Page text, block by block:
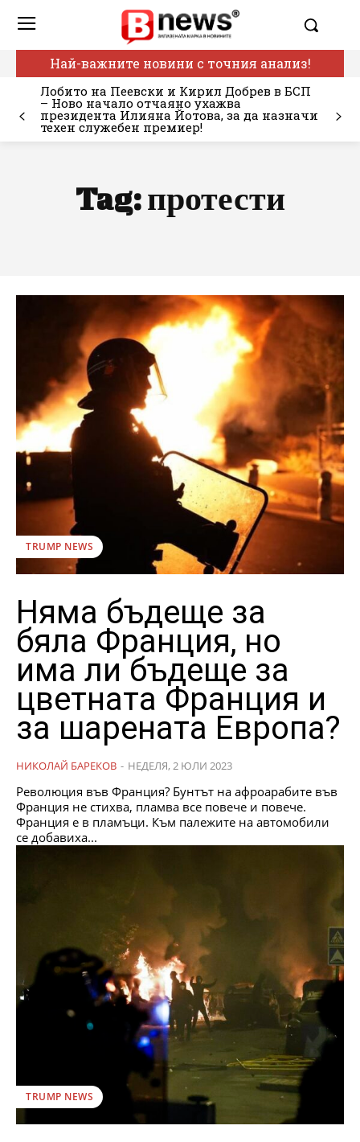
Най-важните новини с точния анализ!
Лобито на Пеевски и Кирил Добрев в БСП
– Ново начало отчаяно ухажва
президента Илияна Йотова, за да назначи
техен служебен премиер!
Tag:протести
TRUMP NEWS
Няма бъдеще за
бяла Франция, но
има ли бъдеще за
цветната Франция и
за шарената Европа?
НИКОЛАЙ БАРЕКОВ - НЕДЕЛЯ, 2 ЮЛИ 2023
Революция във Франция? Бунтът на афроарабите във
Франция не стихва, пламва все повече и повече.
Франция е в пламъци. Към палежите на автомобили
се добавиха...
TRUMP NEWS